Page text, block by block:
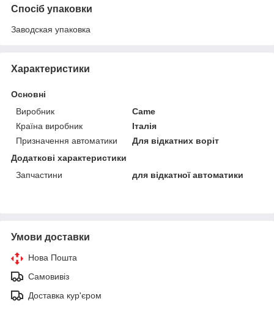
Спосіб упаковки
Заводская упаковка
Характеристики
Основні
Виробник
Came
Країна виробник
Італія
Призначення автоматики
Для відкатних воріт
Додаткові характеристики
Запчастини
для відкатної автоматики
Умови доставки
Нова Пошта
Самовивіз
Доставка кур'єром